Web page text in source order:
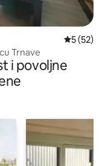
Prosječna
5 (52)
Trnave
i povoljne